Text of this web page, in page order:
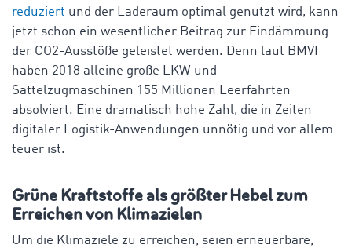
reduziert und der Laderaum optimal genutzt wird, kann
jetzt schon ein wesentlicher Beitrag zur Eindämmung
der CO2-Ausstöße geleistet werden. Denn laut BMVI
haben 2018 alleine große LKW und
Sattelzugmaschinen 155 Millionen Leerfahrten
absolviert. Eine dramatisch hohe Zahl, die in Zeiten
digitaler Logistik-Anwendungen unnötig und vor allem
teuer ist.
Grüne Kraftstoffe als größter Hebel zum
Erreichen von Klimazielen
Um die Klimaziele zu erreichen, seien erneuerbare,